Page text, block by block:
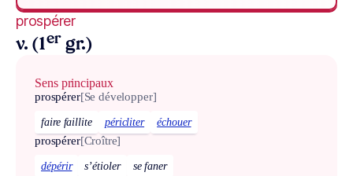
prospérer
v. (1er gr.)
Sens principaux
prospérer[Se développer]
faire faillite péricliter échouer
prospérer[Croître]
dépérir s’étioler se faner